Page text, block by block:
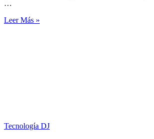
…
Leer Más »
Tecnología DJ